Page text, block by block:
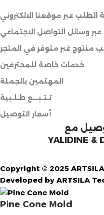
الطلب عبر موقعنا الالكتروني
عبر وسائل التواصل الاجتماعي
منتوج غير متوفر في المتجر
خدمات خاصة للمحترفين
المهتمين بالجملة
تـتـبـــع طـلـبية
أسعار التوصيل
مع
YALIDINE &
Copyright © 2025
Developed by ARTSILA
Pine Cone Mold